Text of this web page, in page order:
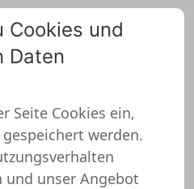
Poloshirt
Cookies und
Daten
Seite Cookies ein,
werden.
und unser Angebot